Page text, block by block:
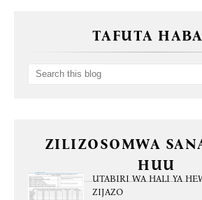
TAFUTA
ZILIZOSOMWA
HUU
UTABIRI WA HALI YA
ZIJAZO